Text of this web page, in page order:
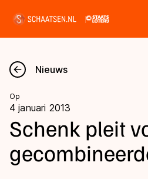
Nieuws
Kalender
Disciplines
Nieuws
Op
4 januari 2013
Schenk pleit